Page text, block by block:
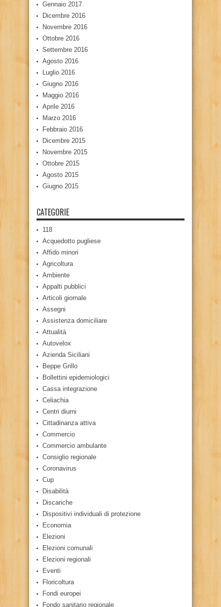
Gennaio 2017
Dicembre 2016
Novembre 2016
Ottobre 2016
Settembre 2016
Agosto 2016
Luglio 2016
Giugno 2016
Maggio 2016
Aprile 2016
Marzo 2016
Febbraio 2016
Dicembre 2015
Novembre 2015
Ottobre 2015
Agosto 2015
Giugno 2015
CATEGORIE
118
Acquedotto pugliese
Affido minori
Agricoltura
Ambiente
Appalti pubblici
Articoli giornale
Assegni
Assistenza domiciliare
Attualità
Autovelox
Azienda Siciliani
Beppe Grillo
Bollettini epidemiologici
Cassa integrazione
Celiachia
Centri diurni
Cittadinanza attiva
Commercio
Commercio ambulante
Consiglio regionale
Coronavirus
Cup
Disabilità
Discariche
Dispositivi individuali di protezione
Economia
Elezioni
Elezioni comunali
Elezioni regionali
Eventi
Floricoltura
Fondi europei
Fondo sanitario regionale